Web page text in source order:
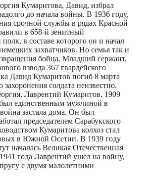
Кумаритова, Давид, избрал
до начала войны. В 1936 году,
срочной службы в рядах Красной
в 658-й зенитный
в составе которого он и начал
захватчиков. Но семья так и
бойца. Младший сержант,
взвода 367 гвардейского
Давид Кумаритов погиб 8 марта
захоронения солдата неизвестно.
Лаврентий Кумаритов, 1909
единственным мужчиной в
застала дома. Он был
председателем Сарабукского
Кумаритова колхоз стал
в Южной Осетии. В 1939 году
началась Великая Отечественная
года Лаврентий ушел на войну,
с двумя малолетними